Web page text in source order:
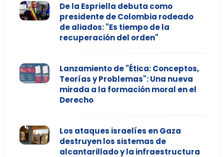
De la Espriella debuta como
presidente de Colombia rodeado
de aliados: "Es tiempo de la
recuperación del orden"
Lanzamiento de "Ética: Conceptos,
Teorías y Problemas": Una nueva
mirada a la formación moral en el
Derecho
Los ataques israelíes en Gaza
destruyen los sistemas de
alcantarillado y la infraestructura